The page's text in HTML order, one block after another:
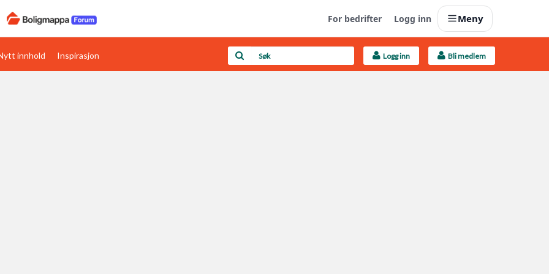
For bedrifter Logg inn Meny
Boligens papirer Last opp selv
innhold Inspirasjon Logg inn Bli medlem